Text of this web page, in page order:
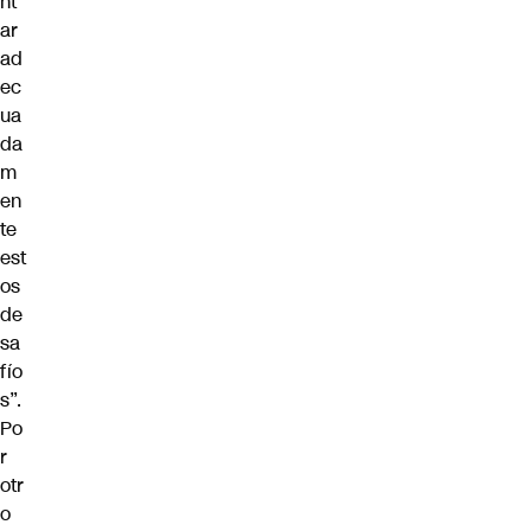
ar
ad
ec
ua
da
m
en
te
est
os
de
sa
fío
s”.
Po
r
otr
o